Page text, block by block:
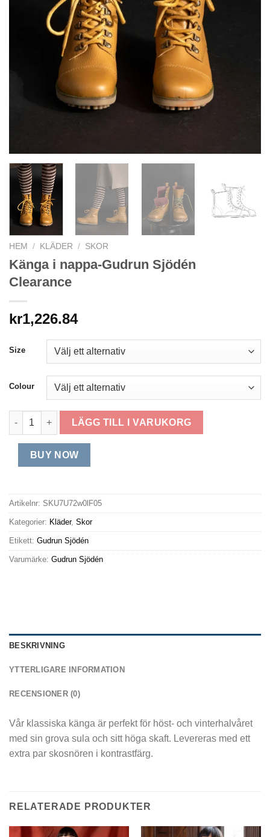
HEM / KLÄDER / SKOR
Känga i nappa-Gudrun Sjödén
Clearance
kr1,226.84
Size
Colour
Känga i nappa-Gudrun Sjödén Clearance mängd
LÄGG TILL I VARUKORG
BUY NOW
Artikelnr: SKU7U72w0lF05
Kategorier: Kläder, Skor
Etikett: Gudrun Sjödén
Varumärke: Gudrun Sjödén
BESKRIVNING
YTTERLIGARE INFORMATION
RECENSIONER (0)
Vår klassiska känga är perfekt för höst- och vinterhalvåret
med sin grova sula och sitt höga skaft. Levereras med ett
extra par skosnören i kontrastfärg.
RELATERADE PRODUKTER